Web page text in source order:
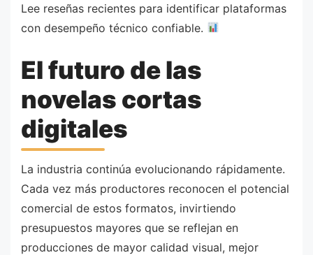
Lee reseñas recientes para identificar plataformas
con desempeño técnico confiable.
El futuro de las
novelas cortas
digitales
La industria continúa evolucionando rápidamente.
Cada vez más productores reconocen el potencial
comercial de estos formatos, invirtiendo
presupuestos mayores que se reflejan en
producciones de mayor calidad visual, mejor